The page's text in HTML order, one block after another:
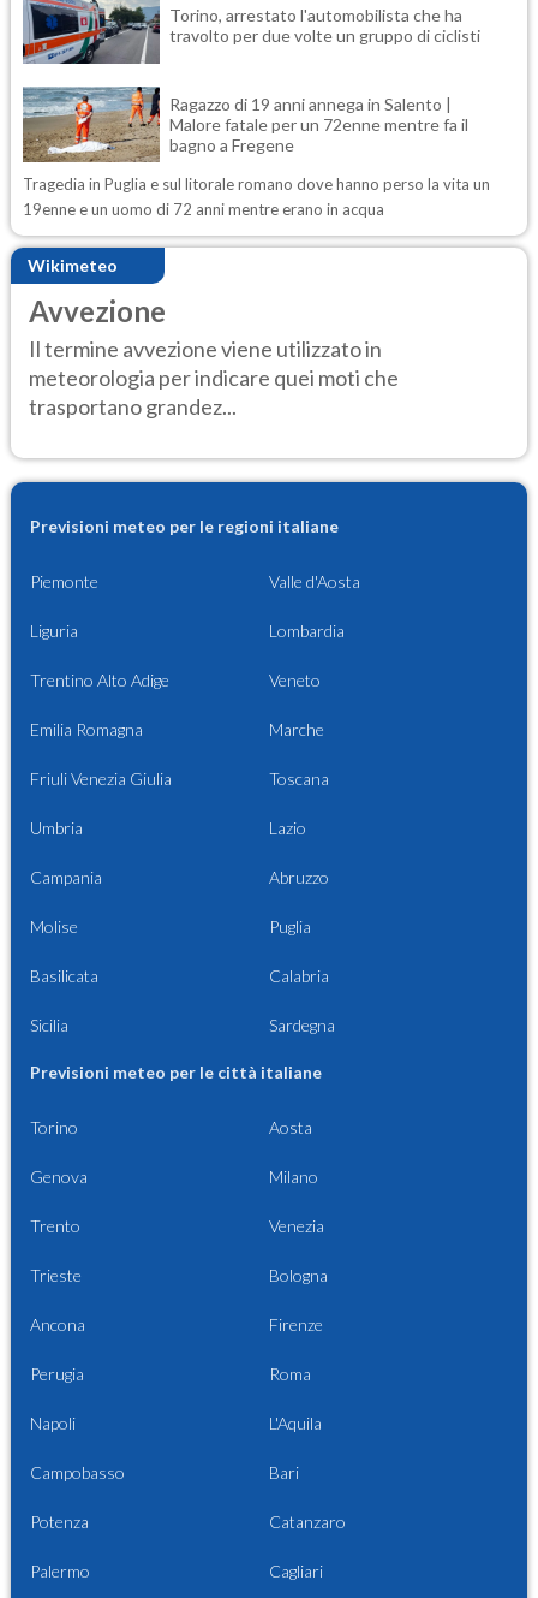
Torino, arrestato l'automobilista che ha
travolto per due volte un gruppo di ciclisti
Ragazzo di 19 anni annega in Salento |
Malore fatale per un 72enne mentre fa il
bagno a Fregene
Tragedia in Puglia e sul litorale romano dove hanno perso la vita un
19enne e un uomo di 72 anni mentre erano in acqua
Wikimeteo
Avvezione
Il termine avvezione viene utilizzato in
meteorologia per indicare quei moti che
trasportano grandez...
Previsioni meteo per le regioni italiane
Piemonte Valle d'Aosta
Liguria Lombardia
Trentino Alto Adige Veneto
Emilia Romagna Marche
Friuli Venezia Giulia Toscana
Umbria Lazio
Campania Abruzzo
Molise Puglia
Basilicata Calabria
Sicilia Sardegna
Previsioni meteo per le città italiane
Torino Aosta
Genova Milano
Trento Venezia
Trieste Bologna
Ancona Firenze
Perugia Roma
Napoli L'Aquila
Campobasso Bari
Potenza Catanzaro
Palermo Cagliari